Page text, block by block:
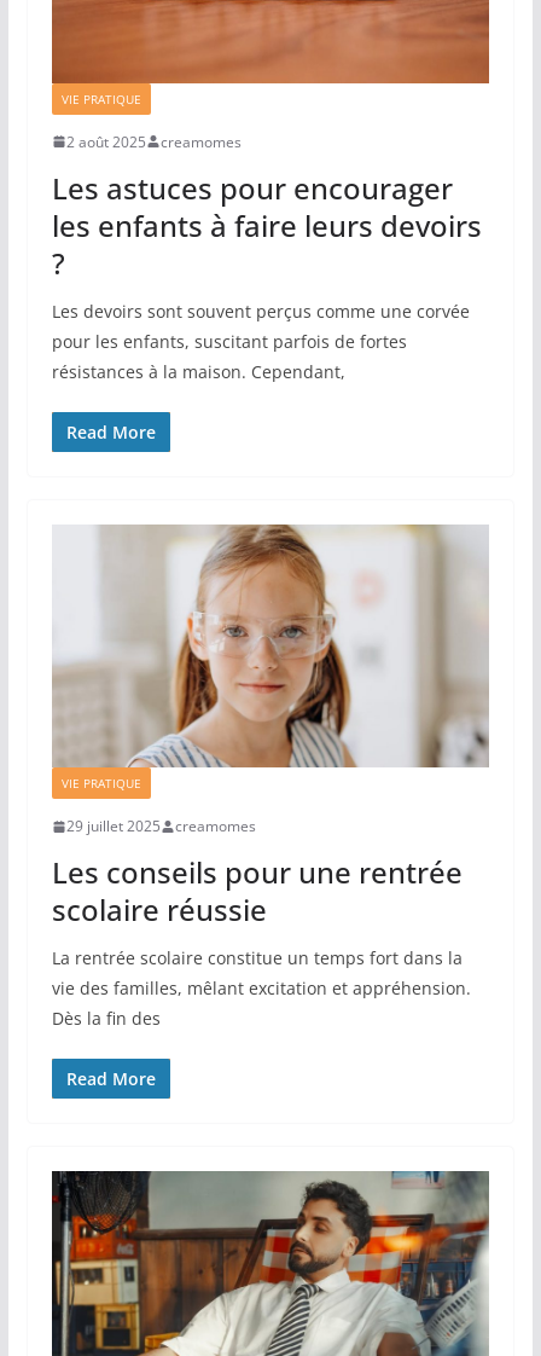
VIE PRATIQUE
2 août 2025 creamomes
Les astuces pour encourager
les enfants à faire leurs devoirs
?
Les devoirs sont souvent perçus comme une corvée
pour les enfants, suscitant parfois de fortes
résistances à la maison. Cependant,
Read More
VIE PRATIQUE
29 juillet 2025 creamomes
Les conseils pour une rentrée
scolaire réussie
La rentrée scolaire constitue un temps fort dans la
vie des familles, mêlant excitation et appréhension.
Dès la fin des
Read More